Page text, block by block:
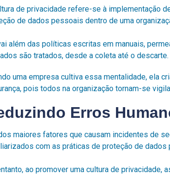
de privacidade refere-se à implementação
de dados pessoais dentro de uma
além das políticas escritas em manuais,
são tratados, desde a coleta até o descarte.
uma empresa cultiva essa mentalidade, ela
pois todos na organização tornam-se
Erros
maiores fatores que causam incidentes de
com as práticas de proteção de
ao promover uma cultura de